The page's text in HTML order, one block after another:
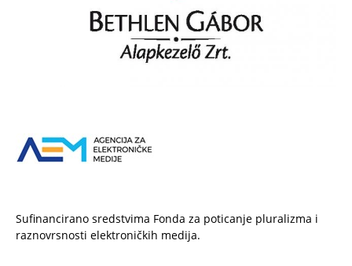
Sufinancirano sredstvima Fonda za poticanje pluralizma i
raznovrsnosti elektroničkih medija.